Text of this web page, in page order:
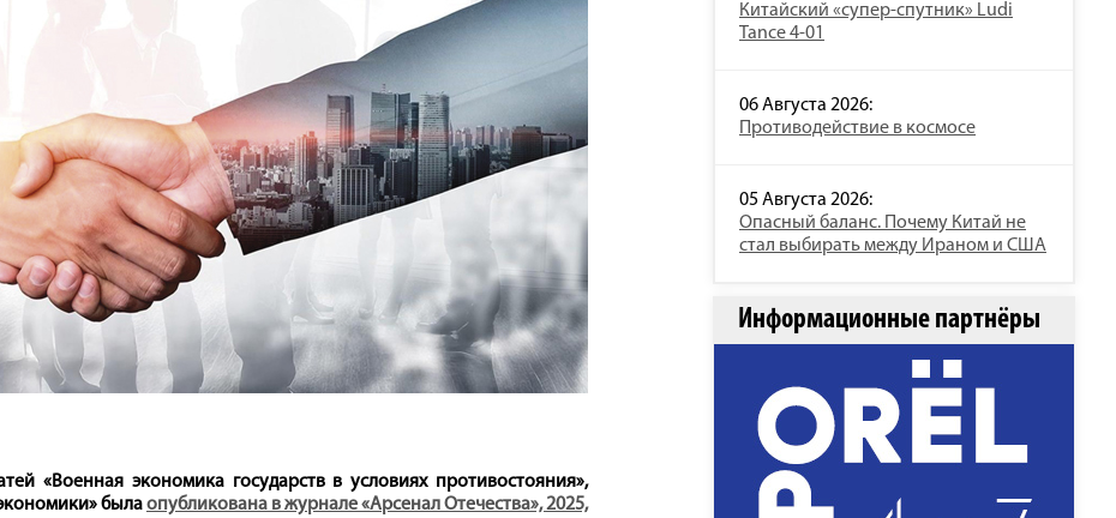
«Военная экономика государств в условиях противостояния»,
былаопубликована в журнале «Арсенал Отечества», 2025,
Китайский «супер-спутник» Ludi
Tance 4-01
06 Августа 2026:
Противодействие в космосе
05 Августа 2026:
Опасный баланс. Почему Китай не
стал выбирать между Ираном и США
Информационные партнёры